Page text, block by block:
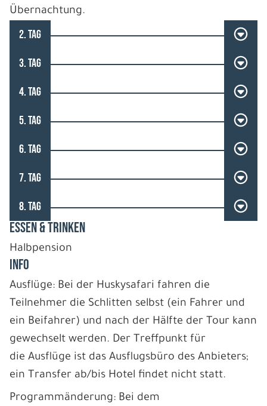
Übernachtung.
2. TAG
3. TAG
4. TAG
5. TAG
6. TAG
7. TAG
8. TAG
ESSEN & TRINKEN
Halbpension
INFO
Ausflüge: Bei der Huskysafari fahren die
Teilnehmer die Schlitten selbst (ein Fahrer und
ein Beifahrer) und nach der Hälfte der Tour kann
gewechselt werden. Der Treffpunkt für
die Ausflüge ist das Ausflugsbüro des Anbieters;
ein Transfer ab/bis Hotel findet nicht statt.
Programmänderung: Bei dem